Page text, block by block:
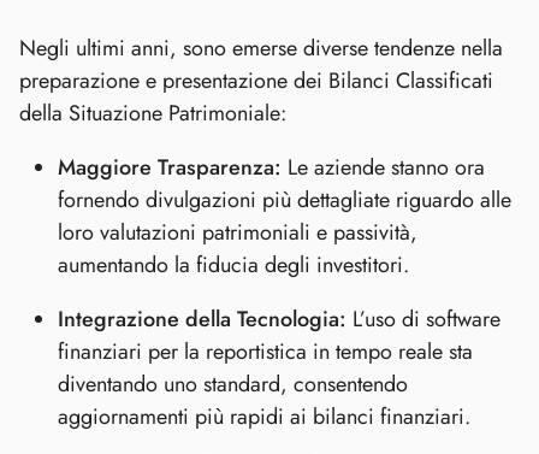
Negli ultimi anni, sono emerse diverse tendenze nella
preparazione e presentazione dei Bilanci Classificati
della Situazione Patrimoniale:
Maggiore Trasparenza: Le aziende stanno ora
fornendo divulgazioni più dettagliate riguardo alle
loro valutazioni patrimoniali e passività,
aumentando la fiducia degli investitori.
Integrazione della Tecnologia: L’uso di software
finanziari per la reportistica in tempo reale sta
diventando uno standard, consentendo
aggiornamenti più rapidi ai bilanci finanziari.